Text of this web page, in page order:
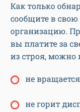
Как только
сообщите в
организацию.
вы платите за
из строя, можно
не
не горит